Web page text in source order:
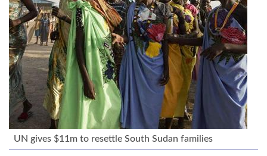
UN gives $11m to resettle South Sudan families